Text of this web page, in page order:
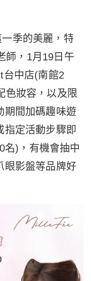
季的美麗，特
師，1月19日午
台中店(南館2
色妝容，以及限
期間加碼趣味遊
指定活動步驟即
名)，有機會抽中
眼影盤等品牌好